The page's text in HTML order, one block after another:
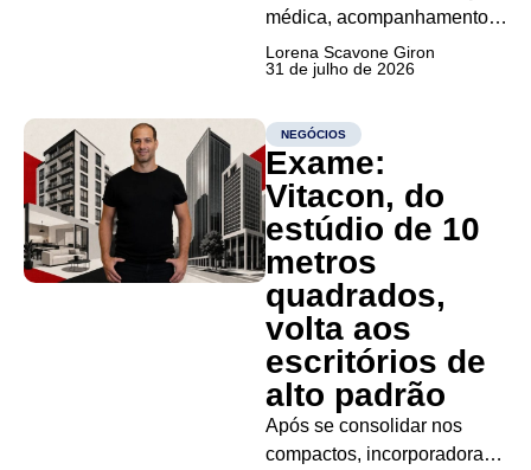
médica, acompanhamento
digital e entrega em casa em
programas para queda de
saúde mental Entre marcar
uma consulta, buscar a
receita e comprar o
medicamento, muitos
pacientes abandonam o
tratamento antes mesmo de
começá-lo....
Lorena Scavone Giron
31 de julho de 2026
NEGÓCIOS
Exame:
Vitacon, do
estúdio de 10
metros
quadrados,
volta aos
escritórios de
alto padrão
Após se consolidar nos
compactos, incorporadora